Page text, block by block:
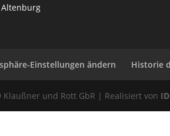
Altenburg
Einstellungen ändern Historie
Klaußner und Rott GbR | Realisiert von